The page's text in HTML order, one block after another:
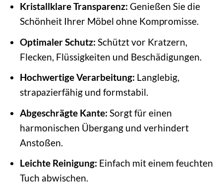
Kristallklare Transparenz: Genießen Sie die
Schönheit Ihrer Möbel ohne Kompromisse.
Optimaler Schutz: Schützt vor Kratzern,
Flecken, Flüssigkeiten und Beschädigungen.
Hochwertige Verarbeitung: Langlebig,
strapazierfähig und formstabil.
Abgeschrägte Kante: Sorgt für einen
harmonischen Übergang und verhindert
Anstoßen.
Leichte Reinigung: Einfach mit einem feuchten
Tuch abwischen.